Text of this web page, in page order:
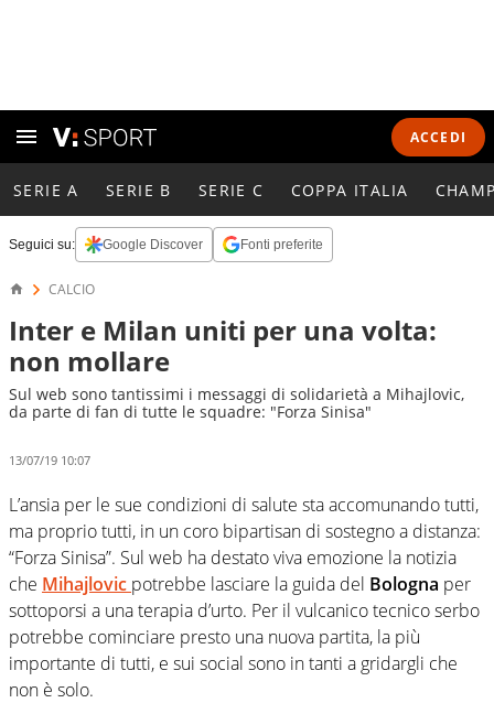
ACCEDI
SERIE A SERIE B SERIE C COPPA ITALIA
Seguici su: Google Discover Fonti preferite
CALCIO
Inter e Milan uniti per una volta:
non mollare
Sul web sono tantissimi i messaggi di solidarietà a Mihajlovic,
da parte di fan di tutte le squadre: "Forza Sinisa"
13/07/19 10:07
L’ansia per le sue condizioni di salute sta accomunando tutti,
ma proprio tutti, in un coro bipartisan di sostegno a distanza:
“Forza Sinisa”. Sul web ha destato viva emozione la notizia
che Mihajlovic potrebbe lasciare la guida del Bologna per
sottoporsi a una terapia d’urto. Per il vulcanico tecnico serbo
potrebbe cominciare presto una nuova partita, la più
importante di tutti, e sui social sono in tanti a gridargli che
non è solo.